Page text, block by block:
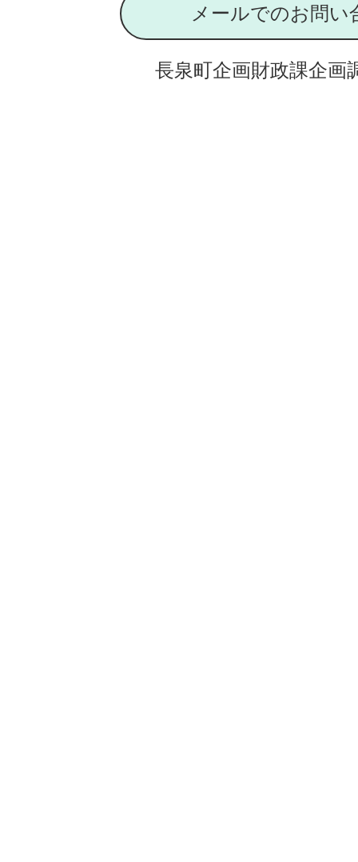
メールでのお問い
長泉町企画財政課企画